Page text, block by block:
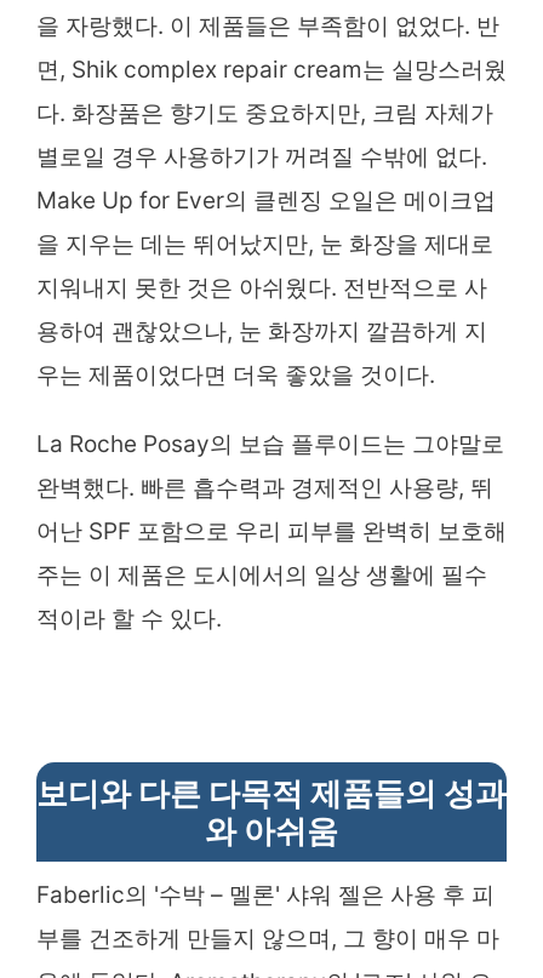
을 자랑했다. 이 제품들은 부족함이 없었다. 반
면, Shik complex repair cream는 실망스러웠
다. 화장품은 향기도 중요하지만, 크림 자체가
별로일 경우 사용하기가 꺼려질 수밖에 없다.
Make Up for Ever의 클렌징 오일은 메이크업
을 지우는 데는 뛰어났지만, 눈 화장을 제대로
지워내지 못한 것은 아쉬웠다. 전반적으로 사
용하여 괜찮았으나, 눈 화장까지 깔끔하게 지
우는 제품이었다면 더욱 좋았을 것이다.
La Roche Posay의 보습 플루이드는 그야말로
완벽했다. 빠른 흡수력과 경제적인 사용량, 뛰
어난 SPF 포함으로 우리 피부를 완벽히 보호해
주는 이 제품은 도시에서의 일상 생활에 필수
적이라 할 수 있다.
보디와 다른 다목적 제품들의 성과
와 아쉬움
Faberlic의 '수박 – 멜론' 샤워 젤은 사용 후 피
부를 건조하게 만들지 않으며, 그 향이 매우 마